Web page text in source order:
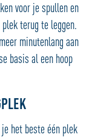
voor je spullen en
terug te leggen.
minutenlang aan
basis al een hoop
het beste één plek